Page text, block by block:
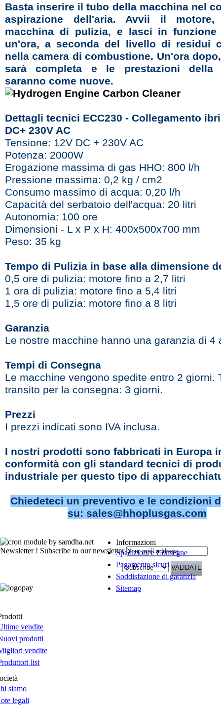
Basta inserire il tubo della macchina nel
aspirazione dell'aria. Avvii il
macchina di pulizia, e lasci in funzione
un'ora, a seconda del livello di residui
nella camera di combustione. Un'ora
sarà completa e le prestazioni della
saranno come nuove.
Dettagli tecnici ECC230 - Collegamento
DC+ 230V AC
Tensione: 12V DC + 230V AC
Potenza: 2000W
Erogazione massima di gas HHO: 800 l/h
Pressione massima: 0,2 kg / cm2
Consumo massimo di acqua: 0,20 l/h
Capacità del serbatoio dell'acqua: 20 litri
Autonomia: 100 ore
Dimensioni - L x P x H: 400x500x700 mm
Peso: 35 kg
Tempo di Pulizia in base alla dimensione
0,5 ore di pulizia: motore fino a 2,7 litri
1 ora di pulizia: motore fino a 5,4 litri
1,5 ore di pulizia: motore fino a 8 litri
Garanzia
Le nostre macchine hanno una garanzia di 4
Tempi di Consegna
Le macchine vengono spedite entro 2 giorni.
transito per la consegna: 3 giorni.
Prezzi
I prezzi indicati sono IVA inclusa.
I nostri prodotti sono fabbricati in Europa
conformità con gli standard tecnici di
industriale per questo tipo di
Chiedeteci un preventivo e le condizioni
su: sales@hhoplusgas.com
Newsletter ! Subscribe to our newsletter
Informazioni
Spedizioni e Consegne
Pagamento sicuri
Soddisfazione di garanzia
Sitemap
vendite
prodotti
vendite
list
siamo
legali